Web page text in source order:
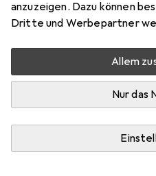
anzuzeigen. Dazu können
Dritte und Werbepartner
Allem
Nur das
5 Stück bestellt
Benachrichtigen, wenn
Lieferort angeben für
In den